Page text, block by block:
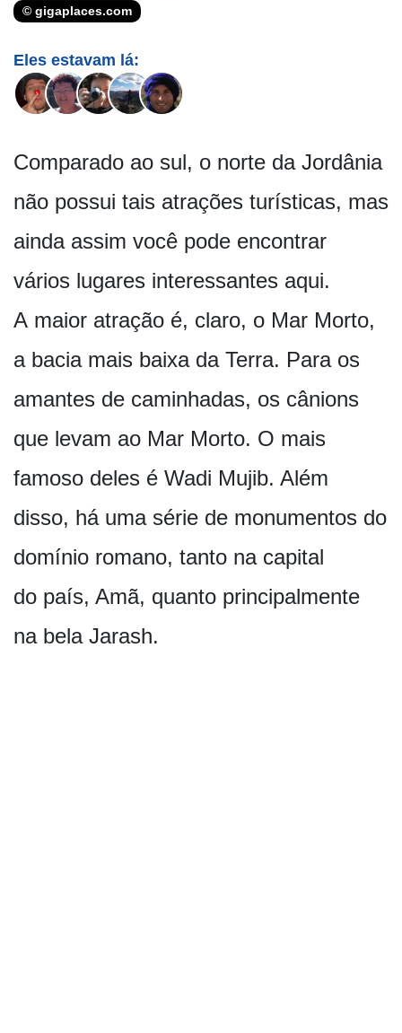
© gigaplaces.com
Eles estavam lá:
Comparado ao sul, o norte da Jordânia
não possui tais atrações turísticas, mas
ainda assim você pode encontrar
vários lugares interessantes aqui.
A maior atração é, claro, o Mar Morto,
a bacia mais baixa da Terra. Para os
amantes de caminhadas, os cânions
que levam ao Mar Morto. O mais
famoso deles é Wadi Mujib. Além
disso, há uma série de monumentos do
domínio romano, tanto na capital
do país, Amã, quanto principalmente
na bela Jarash.